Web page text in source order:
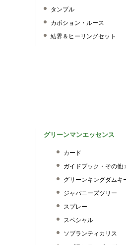
タンブル
カボション・ルース
結界＆ヒーリングセット
グリーンマンエッセンス
カード
ガイドブック・その他
グリーンキングダムキ
ジャパニーズツリー
スプレー
スペシャル
ソブランティカリス